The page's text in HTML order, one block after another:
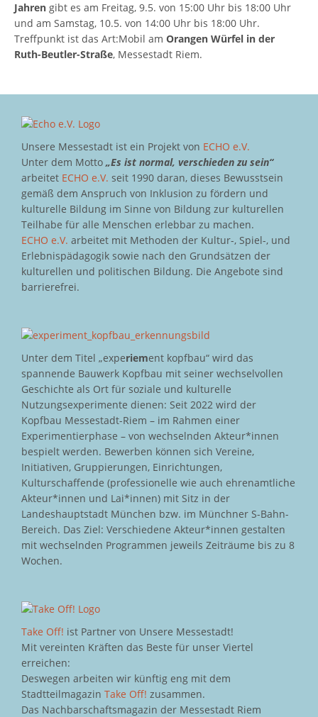
Jahren gibt es am Freitag, 9.5. von 15:00 Uhr bis 18:00 Uhr
und am Samstag, 10.5. von 14:00 Uhr bis 18:00 Uhr.
Treffpunkt ist das Art:Mobil am Orangen Würfel in der
Ruth-Beutler-Straße, Messestadt Riem.
Unsere Messestadt ist ein Projekt von ECHO e.V.
Unter dem Motto „Es ist normal, verschieden zu sein“
arbeitet ECHO e.V. seit 1990 daran, dieses Bewusstsein
gemäß dem Anspruch von Inklusion zu fördern und
kulturelle Bildung im Sinne von Bildung zur kulturellen
Teilhabe für alle Menschen erlebbar zu machen.
ECHO e.V. arbeitet mit Methoden der Kultur-, Spiel-, und
Erlebnispädagogik sowie nach den Grundsätzen der
kulturellen und politischen Bildung. Die Angebote sind
barrierefrei.
Unter dem Titel „experiement kopfbau“ wird das
spannende Bauwerk Kopfbau mit seiner wechselvollen
Geschichte als Ort für soziale und kulturelle
Nutzungsexperimente dienen: Seit 2022 wird der
Kopfbau Messestadt-Riem – im Rahmen einer
Experimentierphase – von wechselnden Akteur*innen
bespielt werden. Bewerben können sich Vereine,
Initiativen, Gruppierungen, Einrichtungen,
Kulturschaffende (professionelle wie auch ehrenamtliche
Akteur*innen und Lai*innen) mit Sitz in der
Landeshauptstadt München bzw. im Münchner S-Bahn-
Bereich. Das Ziel: Verschiedene Akteur*innen gestalten
mit wechselnden Programmen jeweils Zeiträume bis zu 8
Wochen.
Take Off! ist Partner von Unsere Messestadt!
Mit vereinten Kräften das Beste für unser Viertel
erreichen:
Deswegen arbeiten wir künftig eng mit dem
Stadtteilmagazin Take Off! zusammen.
Das Nachbarschaftsmagazin der Messestadt Riem